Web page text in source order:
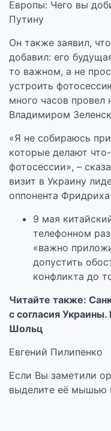
Европы: Чего вы
Путину
Он также заявил,
добавил: его
то важном, а не
устроить
много часов провел
Владимиром
«Я не собираюсь
которые делают
фотосессии», –
визит в Украину
оппонента
9 мая
телефонном
«важно
допустить
конфликта до
Читайте также:
с согласия
Шольц
Евгений Пилипенко
Если Вы заметили
выделите её мышью